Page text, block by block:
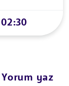
Yorum yaz